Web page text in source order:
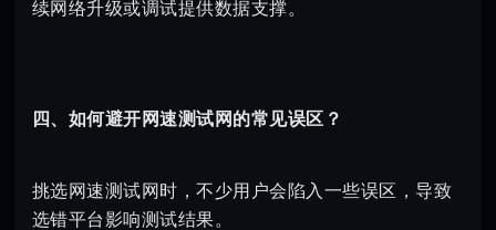
续网络升级或调试提供数据支撑。
四、如何避开网速测试网的常见误区？
挑选网速测试网时，不少用户会陷入一些误区，导致
选错平台影响测试结果。